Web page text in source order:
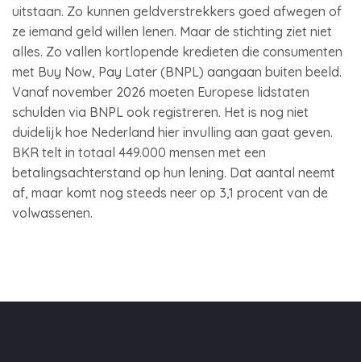
uitstaan. Zo kunnen geldverstrekkers goed afwegen of
ze iemand geld willen lenen. Maar de stichting ziet niet
alles. Zo vallen kortlopende kredieten die consumenten
met Buy Now, Pay Later (BNPL) aangaan buiten beeld.
Vanaf november 2026 moeten Europese lidstaten
schulden via BNPL ook registreren. Het is nog niet
duidelijk hoe Nederland hier invulling aan gaat geven.
BKR telt in totaal 449.000 mensen met een
betalingsachterstand op hun lening. Dat aantal neemt
af, maar komt nog steeds neer op 3,1 procent van de
volwassenen.